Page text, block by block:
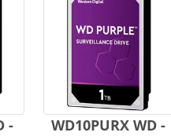
-
WD10PURX WD -